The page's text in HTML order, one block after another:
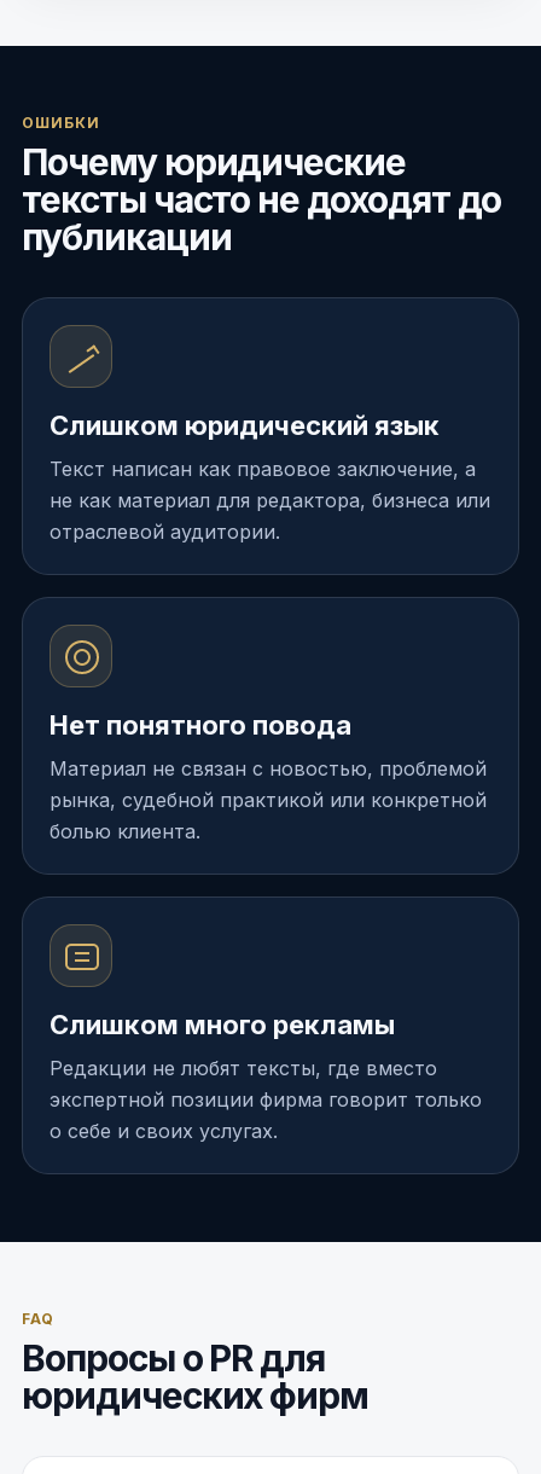
ОШИБКИ
Почему юридические
тексты часто не доходят до
публикации
Слишком юридический язык
Текст написан как правовое заключение, а
не как материал для редактора, бизнеса или
отраслевой аудитории.
Нет понятного повода
Материал не связан с новостью, проблемой
рынка, судебной практикой или конкретной
болью клиента.
Слишком много рекламы
Редакции не любят тексты, где вместо
экспертной позиции фирма говорит только
о себе и своих услугах.
FAQ
Вопросы о PR для
юридических фирм